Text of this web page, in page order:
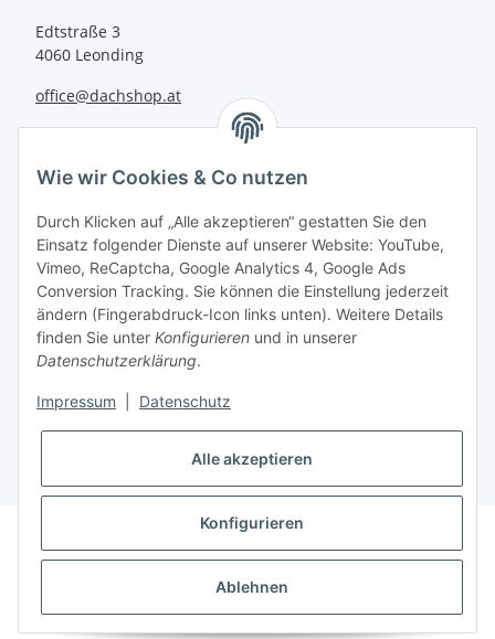
Edtstraße 3
4060 Leonding
office@dachshop.at
Informationen
Sie haben Fragen zu
+43 732 67 37 27
* Alle Preise inkl. gesetzlicher USt., zzgl.
Widerrufsrecht
Wie wir Cookies & Co nutzen
Durch Klicken auf „Alle akzeptieren“ gestatten Sie den
Einsatz folgender Dienste auf unserer Website: YouTube,
Vimeo, ReCaptcha, Google Analytics 4, Google Ads
Conversion Tracking. Sie können die Einstellung jederzeit
ändern (Fingerabdruck-Icon links unten). Weitere Details
finden Sie unter Konfigurieren und in unserer
Datenschutzerklärung.
Impressum Datenschutz
Alle akzeptieren
Konfigurieren
Ablehnen